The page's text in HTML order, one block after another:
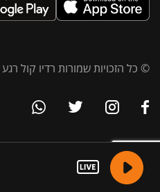
© כל הזכויות שמורות רדיו קול רגע 96FM 91.5FM